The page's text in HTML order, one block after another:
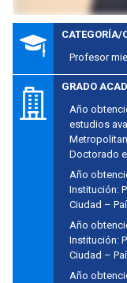
CATEGORÍA/
Profesor
GRADO
Año
estudios
Doctorado
Año
Institución:
Ciudad –
Año
Institución:
Ciudad –
Año